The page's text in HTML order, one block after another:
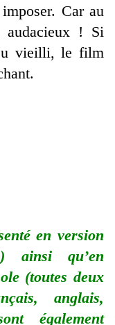
Car au
audacieux ! Si
vieilli, le film
en version
ainsi qu’en
(toutes deux
anglais,
également